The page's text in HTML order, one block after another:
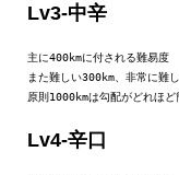
Lv3-中辛
主に400kmに付される難易度
また難しい300km、非常に難
原則1000kmは勾配がどれほ
Lv4-辛口